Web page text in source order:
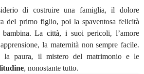
di costruire una famiglia, il dolore
del primo figlio, poi la spaventosa felicità
La città, i suoi pericoli, l’amore
la maternità non sempre facile.
la paura, il mistero del matrimonio e le
, nonostante tutto.